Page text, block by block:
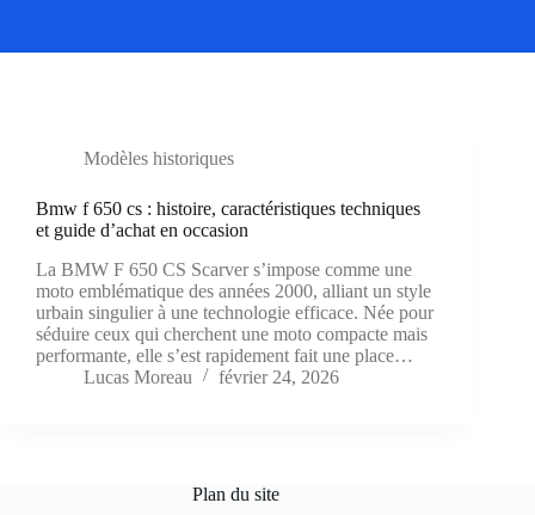
Modèles historiques
Bmw f 650 cs : histoire, caractéristiques techniques
et guide d’achat en occasion
La BMW F 650 CS Scarver s’impose comme une
moto emblématique des années 2000, alliant un style
urbain singulier à une technologie efficace. Née pour
séduire ceux qui cherchent une moto compacte mais
performante, elle s’est rapidement fait une place…
Lucas Moreau
février 24, 2026
Plan du site